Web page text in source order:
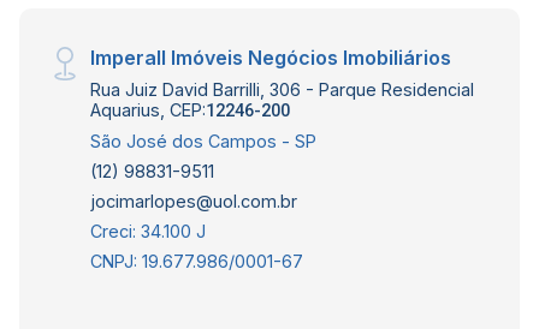
Imperall Imóveis Negócios Imobiliários
Rua Juiz David Barrilli, 306 - Parque Residencial
Aquarius, CEP:12246-200
São José dos Campos - SP
(12) 98831-9511
jocimarlopes@uol.com.br
Creci: 34.100 J
CNPJ: 19.677.986/0001-67